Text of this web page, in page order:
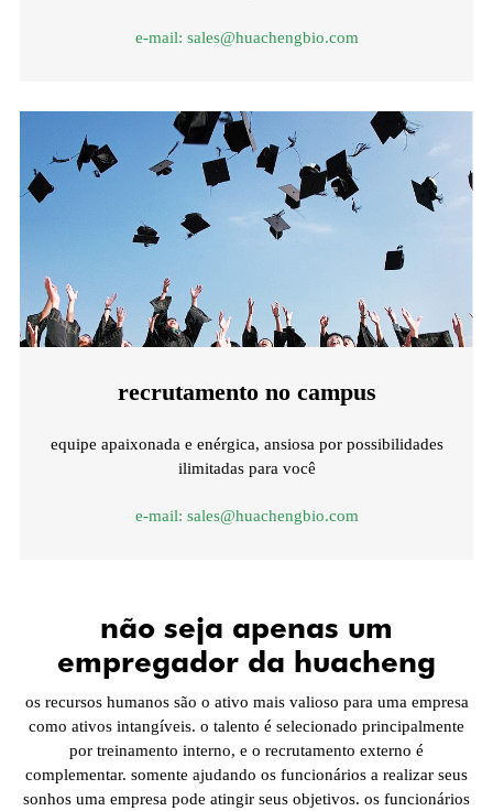
e-mail: sales@huachengbio.com
recrutamento no campus
equipe apaixonada e enérgica, ansiosa por possibilidades
ilimitadas para você
e-mail: sales@huachengbio.com
não seja apenas um
empregador da huacheng
os recursos humanos são o ativo mais valioso para uma empresa
como ativos intangíveis. o talento é selecionado principalmente
por treinamento interno, e o recrutamento externo é
complementar. somente ajudando os funcionários a realizar seus
sonhos uma empresa pode atingir seus objetivos. os funcionários